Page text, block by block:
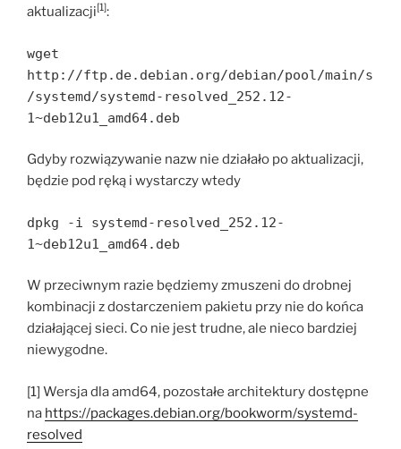
aktualizacji[1]:
wget
http://ftp.de.debian.org/debian/pool/main/s
/systemd/systemd-resolved_252.12-
1~deb12u1_amd64.deb
Gdyby rozwiązywanie nazw nie działało po aktualizacji,
będzie pod ręką i wystarczy wtedy
dpkg -i systemd-resolved_252.12-
1~deb12u1_amd64.deb
W przeciwnym razie będziemy zmuszeni do drobnej
kombinacji z dostarczeniem pakietu przy nie do końca
działającej sieci. Co nie jest trudne, ale nieco bardziej
niewygodne.
[1] Wersja dla amd64, pozostałe architektury dostępne
na https://packages.debian.org/bookworm/systemd-
resolved